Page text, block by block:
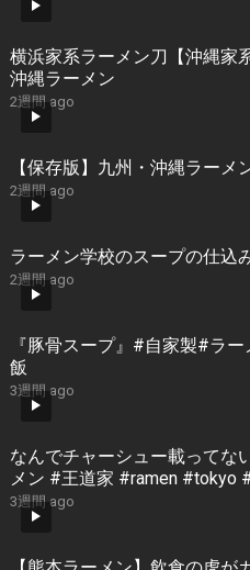
横浜家系ラーメン刀【沖縄家
沖縄ラーメン
2週間 ago
【保存版】九州・沖縄ラーメ
2週間 ago
ラーメン学校のスープの仕込
2週間 ago
『豚骨スープ』#自家製#ラ
飯
3週間 ago
なんでチャーシュー載ってな
メン #王道家 #ramen #tokyo #japanesefood #japan
#noodles
3週間 ago